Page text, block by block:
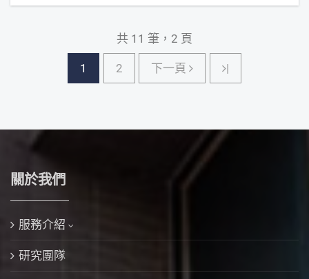
共 11 筆，2 頁
1 2 下一頁 下一頁|
關於我們
服務介紹
研究團隊